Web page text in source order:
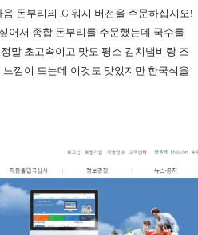
돈부리의 IG 워시 버전을 주문하십시오!
어서 종합 돈부리를 주문했는데 국수를
말 초고속이고 맛도 평소 김치냄비랑 조
낌이 드는데 이것도 맛있지만 한국식을